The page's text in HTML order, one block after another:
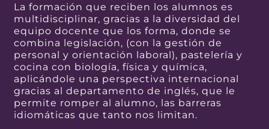
La formación que reciben los alumnos es
multidisciplinar, gracias a la diversidad del
equipo docente que los forma, donde se
combina legislación, (con la gestión de
personal y orientación laboral), pastelería y
cocina con biología, física y química,
aplicándole una perspectiva internacional
gracias al departamento de inglés, que le
permite romper al alumno, las barreras
idiomáticas que tanto nos limitan.